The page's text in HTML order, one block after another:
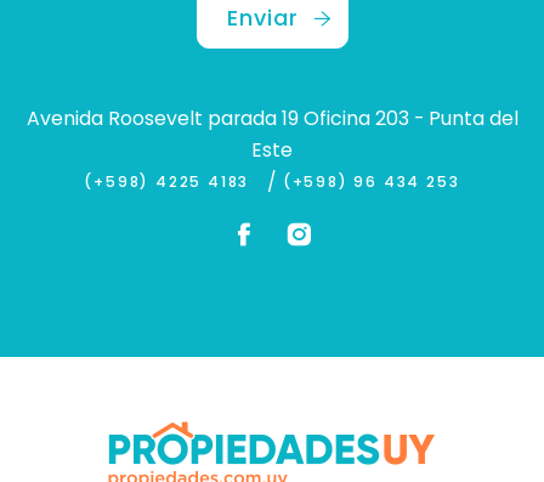
Enviar
Avenida Roosevelt parada 19 Oficina 203 - Punta del
Este
(+598) 4225 4183 / (+598) 96 434 253